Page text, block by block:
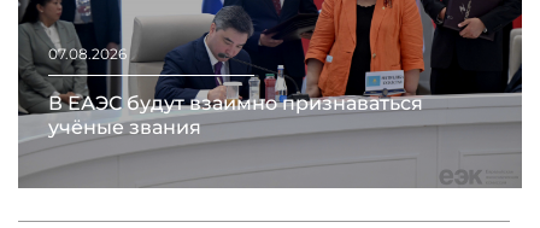
07.08.2026
В ЕАЭС будут взаимно признаваться
учёные звания